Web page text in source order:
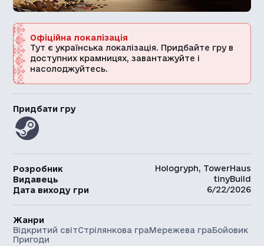
Офіційна локалізація
Тут є українська локалізація. Придбайте гру в
доступних крамницях, завантажуйте і
насолоджуйтесь.
Придбати гру
Розробник
Hologryph, TowerHaus
Видавець
tinyBuild
Дата виходу гри
6/22/2026
Жанри
Відкритий світСтрілянкова граМережева граБойовик
Пригоди